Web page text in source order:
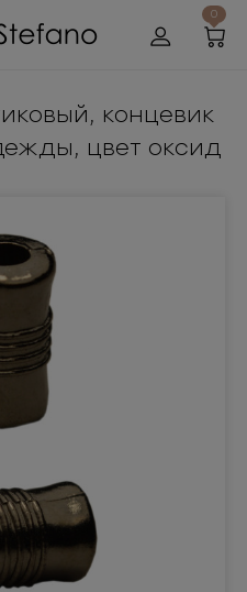
0
концевик
цвет оксид